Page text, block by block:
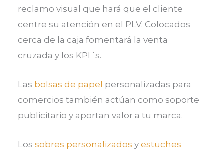
reclamo visual que hará que el cliente
centre su atención en el PLV. Colocados
cerca de la caja fomentará la venta
cruzada y los KPI´s.
Las bolsas de papel personalizadas para
comercios también actúan como soporte
publicitario y aportan valor a tu marca.
Lossobres personalizados yestuches